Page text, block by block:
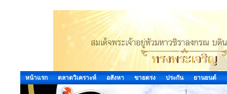
หน้าแรก ตลาดวิเคราะห์ อสังหา ขายตรง ประกัน ยานยนต์